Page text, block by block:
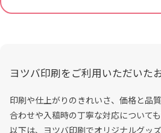
ヨツバ印刷をご利用いただいた
印刷や仕上がりのきれいさ、価格と品
合わせや入稿時の丁寧な対応について
以下は、ヨツバ印刷でオリジナルグッ